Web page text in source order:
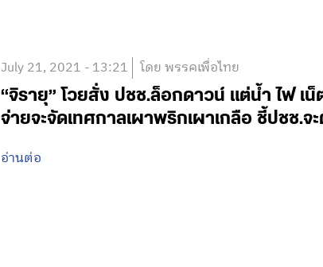
July 21, 2021 - 13:21 โดย พรรคเพื่อไทย
“จิรายุ” โวยสั่ง ปชช.ล็อกดาวน์ แต่น้ำ ไฟ เ
จ่ายจะจัดเทศกาลเผาพริกเผาเกลือ ชี้ปชช.จ
อ่านต่อ